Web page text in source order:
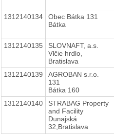
1312140134
Obec Bátka 131
Bátka
1312140135
SLOVNAFT, a.s.
Vlčie hrdlo,
Bratislava
1312140139
AGROBAN s.r.o.
131
Bátka 160
1312140140
STRABAG Property
and Facility
Dunajská
32,Bratislava